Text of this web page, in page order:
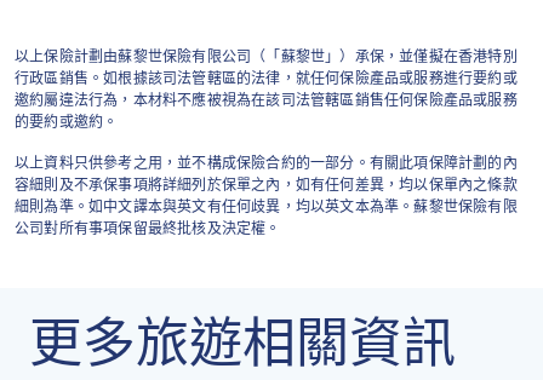
政府（中國除外）所簽發的法定文件證明為該地
合法居民，則本項不適用。
(b) 因自殺或蓄意自我傷害、神經錯亂、心智或精
神不正常、受到酒精或藥物影響（除非由合格醫
生處方）、酗酒、濫用藥物或吸毒引致的損失。
(d) 任何直接或間接因大流行病、戰爭、侵略、外
以上保險計劃由蘇黎世保險有限公司（「蘇黎世」）承保，並僅擬在香港特別
行政區銷售。如根據該司法管轄區的法律，就任何保險產品或服務進行要約或
邀約屬違法行為，本材料不應被視為在該司法管轄區銷售任何保險產品或服務
的要約或邀約。
以上資料只供參考之用，並不構成保險合約的一部分。有關此項保障計劃的內
容細則及不承保事項將詳細列於保單之內，如有任何差異，均以保單內之條款
細則為準。如中文譯本與英文有任何歧異，均以英文本為準。蘇黎世保險有限
公司對所有事項保留最終批核及決定權。
更多旅遊相關資訊